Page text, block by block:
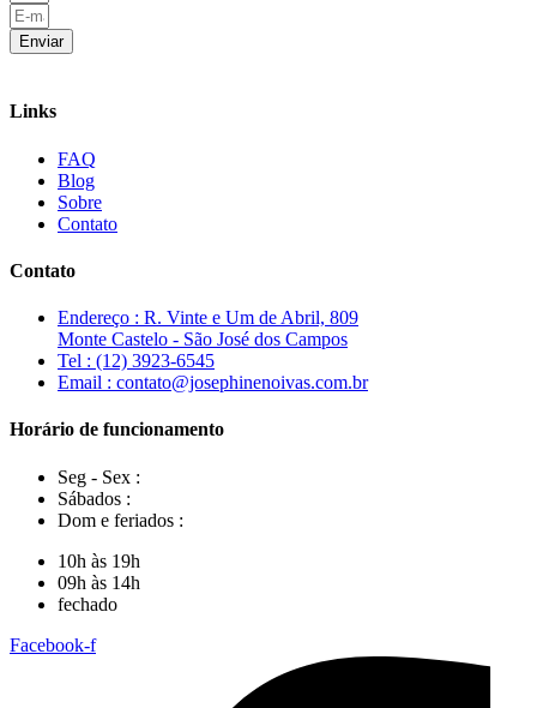
Enviar
Links
FAQ
Blog
Sobre
Contato
Contato
Endereço : R. Vinte e Um de Abril, 809
Monte Castelo - São José dos Campos
Tel : (12) 3923-6545
Email : contato@josephinenoivas.com.br
Horário de funcionamento
Seg - Sex :
Sábados :
Dom e feriados :
10h às 19h
09h às 14h
fechado
Facebook-f